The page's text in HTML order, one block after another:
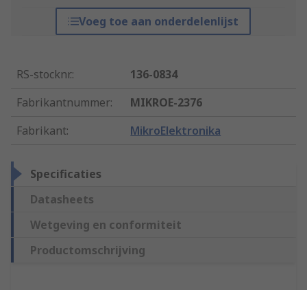
Voeg toe aan onderdelenlijst
RS-stocknr.:
136-0834
Fabrikantnummer:
MIKROE-2376
Fabrikant: MikroElektronika
Specificaties
Datasheets
Wetgeving en conformiteit
Productomschrijving